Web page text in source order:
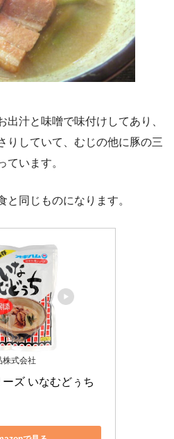
汁と味噌で味付けしてあり、
りしていて、むじの他に豚の三
ています。
同じものになります。
株式会社
ズ いなむどぅち